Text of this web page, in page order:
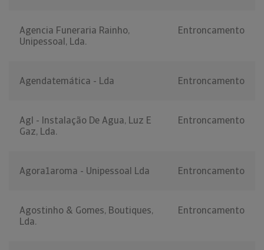
Agencia Funeraria Rainho,
Unipessoal, Lda.
Entroncamento
Agendatemática - Lda Entroncamento
Agl - Instalação De Agua, Luz E
Gaz, Lda.
Entroncamento
Agora1aroma - Unipessoal Lda Entroncamento
Agostinho & Gomes, Boutiques,
Lda.
Entroncamento